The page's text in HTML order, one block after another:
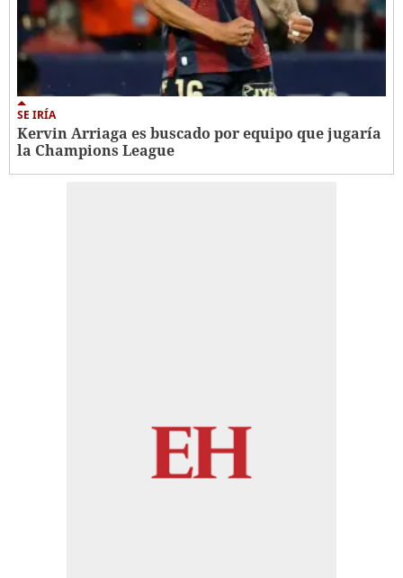
SE IRÍA
Kervin Arriaga es buscado por equipo que jugaría
la Champions League